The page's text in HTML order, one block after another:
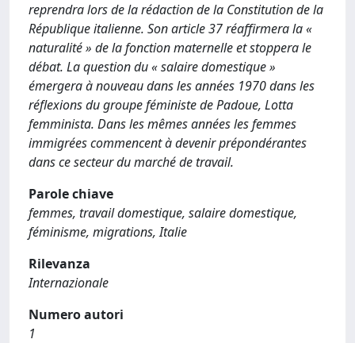
reprendra lors de la rédaction de la Constitution de la
République italienne. Son article 37 réaffirmera la «
naturalité » de la fonction maternelle et stoppera le
débat. La question du « salaire domestique »
émergera à nouveau dans les années 1970 dans les
réflexions du groupe féministe de Padoue, Lotta
femminista. Dans les mêmes années les femmes
immigrées commencent à devenir prépondérantes
dans ce secteur du marché de travail.
Parole chiave
femmes, travail domestique, salaire domestique,
féminisme, migrations, Italie
Rilevanza
Internazionale
Numero autori
1